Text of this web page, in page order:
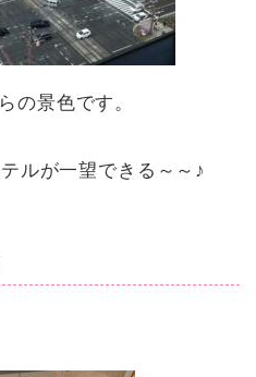
の景色です。
ルが一望できる～～♪